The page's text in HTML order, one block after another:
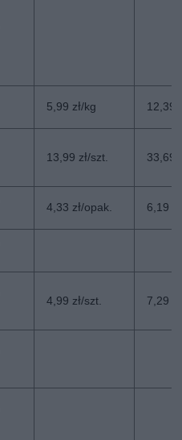
5,99 zł/kg 12,39
13,99 zł/szt. 33,69
4,33 zł/opak. 6,19
4,99 zł/szt. 7,29